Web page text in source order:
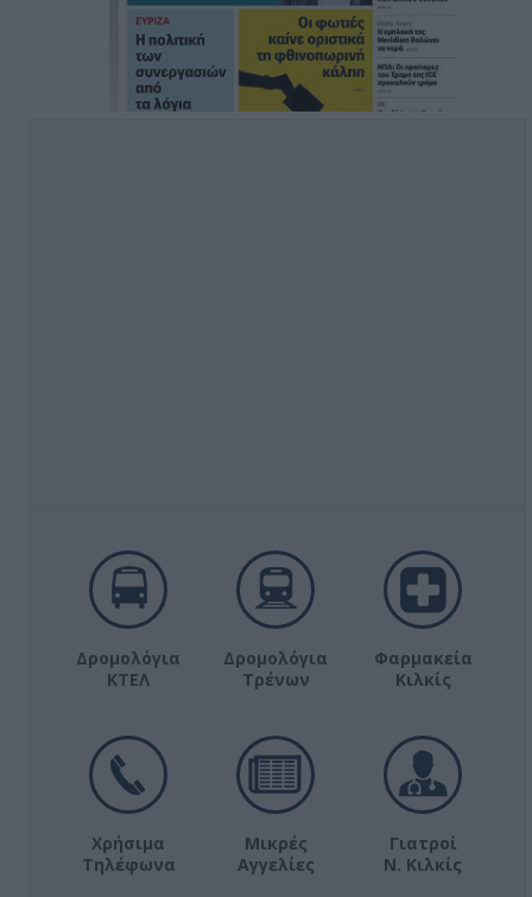
Δρομολόγια
ΚΤΕΛ
Δρομολόγια
Τρένων
Φαρμακεία
Κιλκίς
Χρήσιμα
Τηλέφωνα
Μικρές
Αγγελίες
Γιατροί
Ν. Κιλκίς